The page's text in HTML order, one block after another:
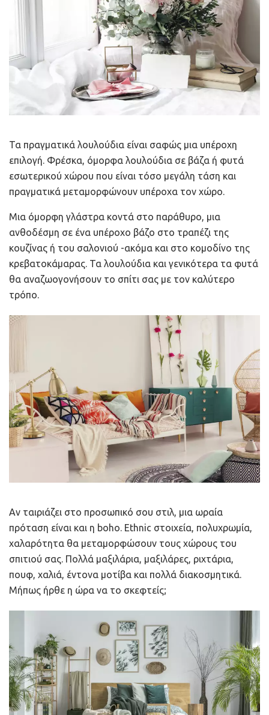
Τα πραγματικά λουλούδια είναι σαφώς μια υπέροχη
επιλογή. Φρέσκα, όμορφα λουλούδια σε βάζα ή φυτά
εσωτερικού χώρου που είναι τόσο μεγάλη τάση και
πραγματικά μεταμορφώνουν υπέροχα τον χώρο.
Μια όμορφη γλάστρα κοντά στο παράθυρο, μια
ανθοδέσμη σε ένα υπέροχο βάζο στο τραπέζι της
κουζίνας ή του σαλονιού -ακόμα και στο κομοδίνο της
κρεβατοκάμαρας. Τα λουλούδια και γενικότερα τα φυτά
θα αναζωογονήσουν το σπίτι σας με τον καλύτερο
τρόπο.
Αν ταιριάζει στο προσωπικό σου στιλ, μια ωραία
πρόταση είναι και η boho. Ethnic στοιχεία, πολυχρωμία,
χαλαρότητα θα μεταμορφώσουν τους χώρους του
σπιτιού σας. Πολλά μαξιλάρια, μαξιλάρες, ριχτάρια,
πουφ, χαλιά, έντονα μοτίβα και πολλά διακοσμητικά.
Μήπως ήρθε η ώρα να το σκεφτείς;